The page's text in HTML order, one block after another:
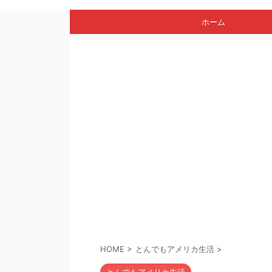
ホーム
HOME > とんでもアメリカ生活 >